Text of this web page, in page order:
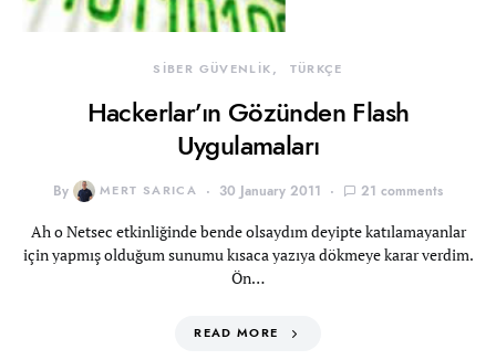
SİBER GÜVENLİK TÜRKÇE
Hackerlar’ın Gözünden Flash
Uygulamaları
By MERT SARICA 30 January 2011 21 comments
Ah o Netsec etkinliğinde bende olsaydım deyipte katılamayanlar
için yapmış olduğum sunumu kısaca yazıya dökmeye karar verdim.
Ön…
READ MORE